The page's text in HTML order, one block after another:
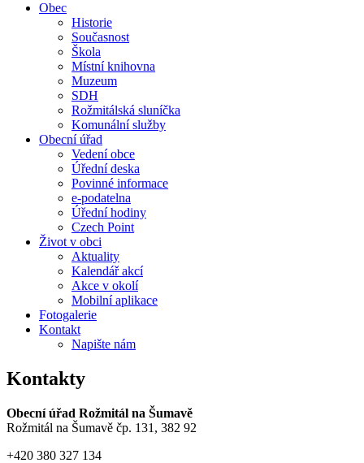
Obec
Historie
Současnost
Škola
Místní knihovna
Muzeum
SDH
Rožmitálská sluníčka
Komunální služby
Obecní úřad
Vedení obce
Úřední deska
Povinné informace
e-podatelna
Úřední hodiny
Czech Point
Život v obci
Aktuality
Kalendář akcí
Akce v okolí
Mobilní aplikace
Fotogalerie
Kontakt
Napište nám
Kontakty
Obecní úřad Rožmitál na Šumavě
Rožmitál na Šumavě čp. 131, 382 92
+420 380 327 134